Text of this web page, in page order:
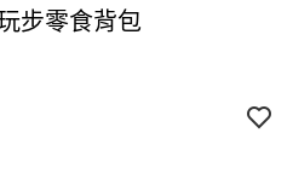
步零食背包